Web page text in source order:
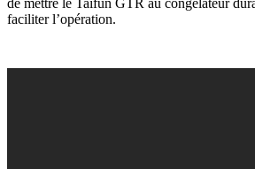
de mettre le Taifun GTR au congélateur
faciliter l’opération.